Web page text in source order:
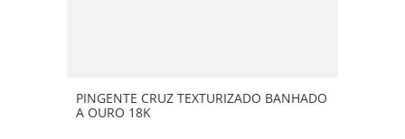
PINGENTE CRUZ TEXTURIZADO BANHADO
A OURO 18K